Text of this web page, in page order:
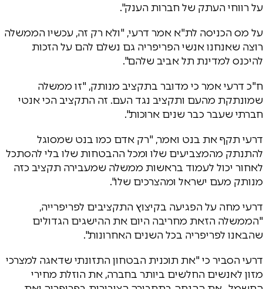
על רווחי העתק של חברות הענק".
על מס הכניסה לת"א אמר דרעי, "ולא רק זה, עכשיו הממשלה
רוצה שאנחנו אנשי הפריפריה גם נשלם להם על הזכות
להיכנס למדינת תל אביב שלהם".
ח"כ דרעי אמר כי מדובר בתקציב מנותק, "זו ממשלה
שמונתקת מהעם ותקציב נגד העם. זה התקציב הכי אנטי
חברתי שעבר כבר שנים ארוכות".
דרעי תקף את בנט ואמר, "רק אדם כמו בנט שמסוגל
להתנתק מהמצביעים שלו ומכל ההבטחות שלו בלי להסתכל
לאחור יכול לעמוד בראשות ממשלה שמעבירה תקציב כזה
מנותק מעם ישראל ומהצרכים שלו".
דרעי מחה על הפגיעה בקיצוץ התקציבים לפריפרייה,
"הממשלה הזאת מחריבה היום את ההישגים הגדולים
שהבאנו לפריפריה בכל השנים האחרונות".
דרעי הסביר כי "את תוכנית הבטחון התזונתי שדאגה למצרכי
מזון לאנשים החלשים ביותר בחברה, את הוזלת מחירי